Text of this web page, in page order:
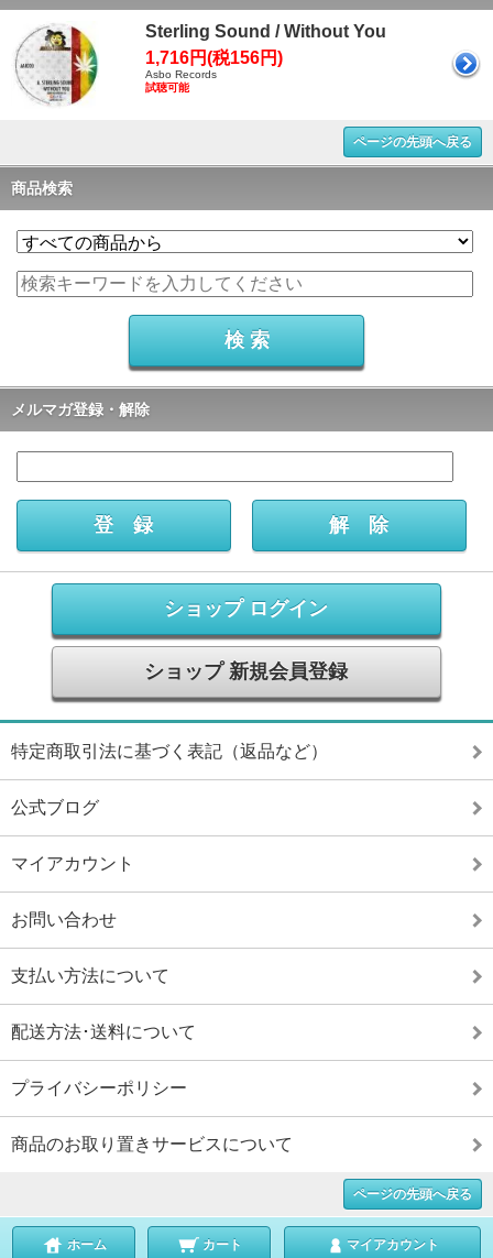
Sterling Sound / Without You
1,716円(税156円)
Asbo Records
試聴可能
ページの先頭へ戻る
商品検索
メルマガ登録・解除
ショップ ログイン
ショップ 新規会員登録
特定商取引法に基づく表記（返品など）
公式ブログ
マイアカウント
お問い合わせ
支払い方法について
配送方法･送料について
プライバシーポリシー
商品のお取り置きサービスについて
ページの先頭へ戻る
ホーム カート マイアカウント